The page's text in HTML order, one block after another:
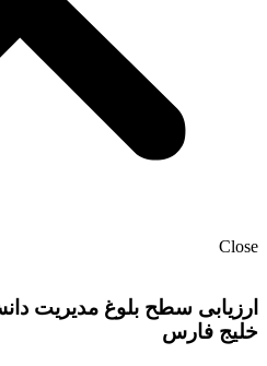
Close
ارزیابی سطح بلوغ مدیریت
خلیج فارس